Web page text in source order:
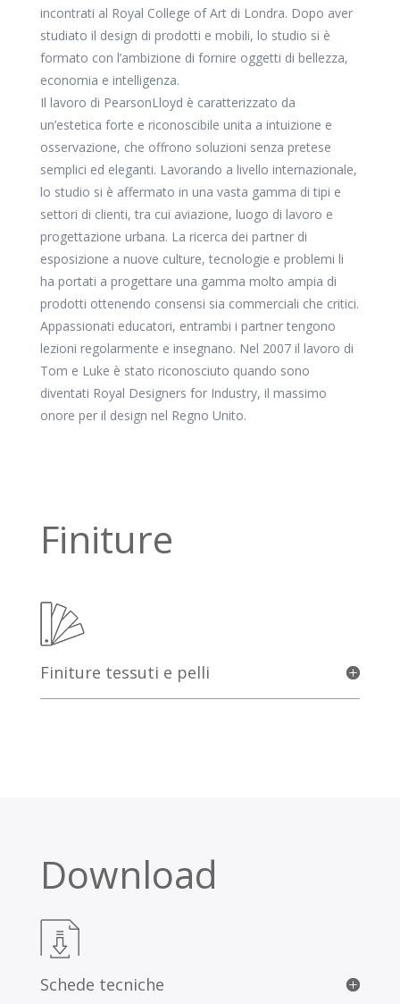
incontrati al Royal College of Art di Londra. Dopo aver
studiato il design di prodotti e mobili, lo studio si è
formato con l’ambizione di fornire oggetti di bellezza,
economia e intelligenza.
Il lavoro di PearsonLloyd è caratterizzato da
un’estetica forte e riconoscibile unita a intuizione e
osservazione, che offrono soluzioni senza pretese
semplici ed eleganti. Lavorando a livello internazionale,
lo studio si è affermato in una vasta gamma di tipi e
settori di clienti, tra cui aviazione, luogo di lavoro e
progettazione urbana. La ricerca dei partner di
esposizione a nuove culture, tecnologie e problemi li
ha portati a progettare una gamma molto ampia di
prodotti ottenendo consensi sia commerciali che critici.
Appassionati educatori, entrambi i partner tengono
lezioni regolarmente e insegnano. Nel 2007 il lavoro di
Tom e Luke è stato riconosciuto quando sono
diventati Royal Designers for Industry, il massimo
onore per il design nel Regno Unito.
Finiture
Finiture tessuti e pelli
Download
Schede tecniche